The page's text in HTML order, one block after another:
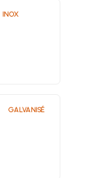
INOX
GALVANISÉ